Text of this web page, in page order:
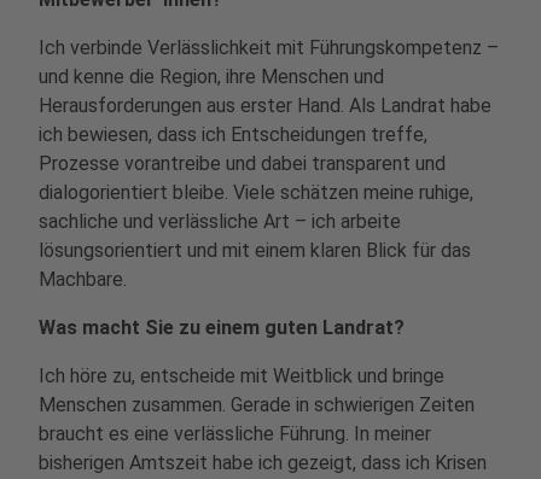
Ich verbinde Verlässlichkeit mit Führungskompetenz –
und kenne die Region, ihre Menschen und
Herausforderungen aus erster Hand. Als Landrat habe
ich bewiesen, dass ich Entscheidungen treffe,
Prozesse vorantreibe und dabei transparent und
dialogorientiert bleibe. Viele schätzen meine ruhige,
sachliche und verlässliche Art – ich arbeite
lösungsorientiert und mit einem klaren Blick für das
Machbare.
Was macht Sie zu einem guten Landrat?
Ich höre zu, entscheide mit Weitblick und bringe
Menschen zusammen. Gerade in schwierigen Zeiten
braucht es eine verlässliche Führung. In meiner
bisherigen Amtszeit habe ich gezeigt, dass ich Krisen